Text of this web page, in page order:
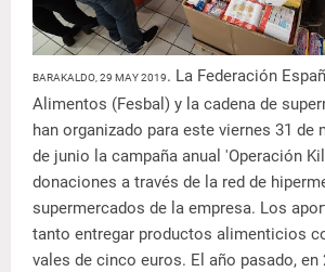
BARAKALDO, 29 MAY 2019. La Federación
Alimentos (Fesbal) y la cadena de
han organizado para este viernes 31 de
de junio la campaña anual 'Operación
donaciones a través de la red de
supermercados de la empresa. Los
tanto entregar productos alimenticios
vales de cinco euros. El año pasado, en